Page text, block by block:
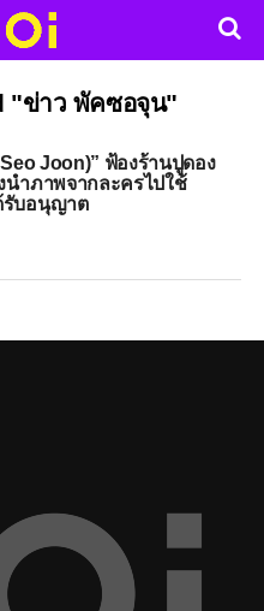
"ข่าว พัคซอจุน"
Joon)” ฟ้องร้านปูดอง
นำภาพจากละครไปใช้
รับอนุญาต